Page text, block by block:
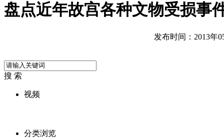
盘点近年故宫各种文物受损事
发布时间：2013年
搜 索
视频
分类浏览